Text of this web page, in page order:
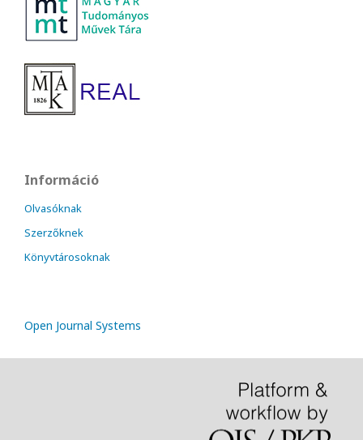
Információ
Olvasóknak
Szerzőknek
Könyvtárosoknak
Open Journal Systems